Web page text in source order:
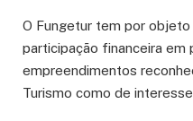
O Fungetur tem por
participação financeira em
empreendimentos
Turismo como de